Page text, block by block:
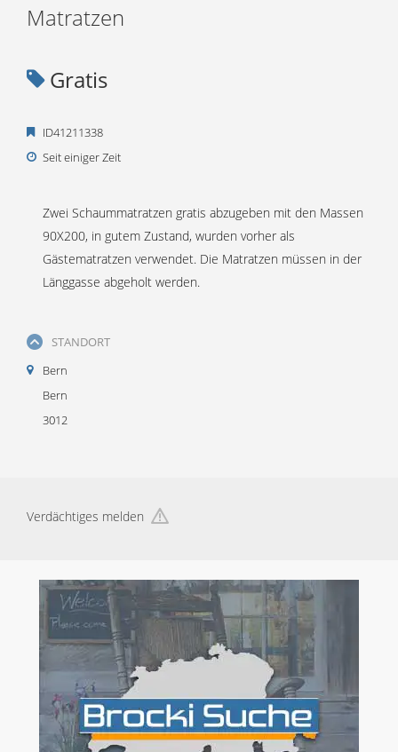
Matratzen
Gratis
ID41211338
Seit einiger Zeit
Zwei Schaummatratzen gratis abzugeben mit den Massen
90X200, in gutem Zustand, wurden vorher als
Gästematratzen verwendet. Die Matratzen müssen in der
Länggasse abgeholt werden.
STANDORT
Bern
Bern
3012
Verdächtiges melden